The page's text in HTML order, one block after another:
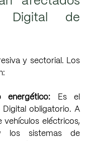
Digital de
y sectorial. Los
energético:
Es el
obligatorio. A
vehículos eléctricos,
los sistemas de